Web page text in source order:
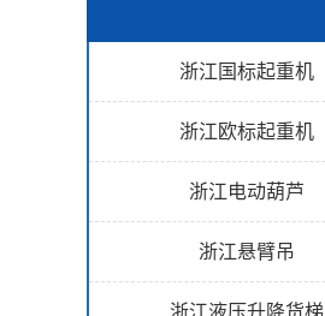
浙江国标起重机
浙江欧标起重机
浙江电动葫芦
浙江悬臂吊
浙江液压升降货梯